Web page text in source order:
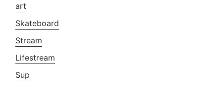
art
Skateboard
Stream
Lifestream
Sup